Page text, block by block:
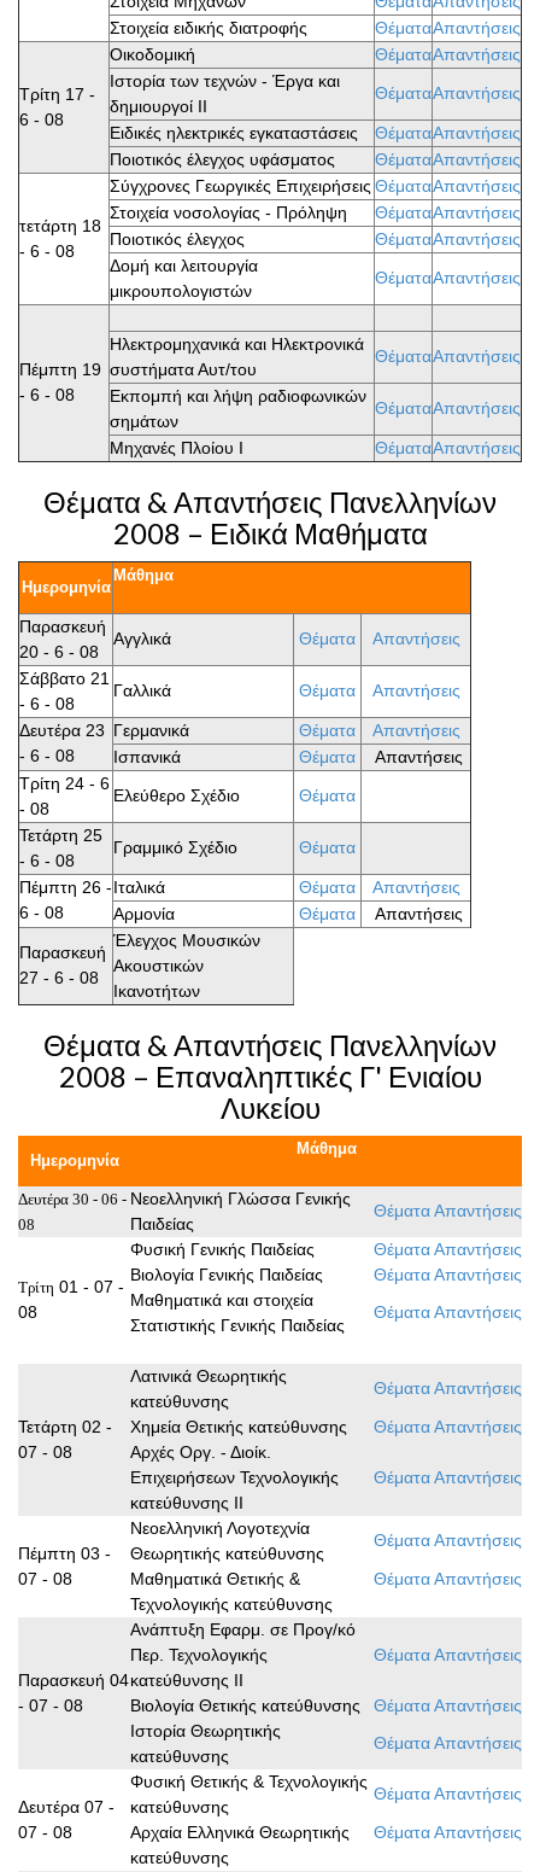
Στοιχεία ειδικής διατροφής
ΘέματαΑπαντήσεις
Τρίτη 17 -
6 - 08
Οικοδομική ΘέματαΑπαντήσεις
Ιστορία των τεχνών - Έργα και
δημιουργοί ΙΙ
ΘέματαΑπαντήσεις
Ειδικές ηλεκτρικές εγκαταστάσεις ΘέματαΑπαντήσεις
Ποιοτικός έλεγχος υφάσματος
ΘέματαΑπαντήσεις
τετάρτη 18
- 6 - 08
Σύγχρονες Γεωργικές Επιχειρήσεις ΘέματαΑπαντήσεις
Στοιχεία νοσολογίας - Πρόληψη
ΘέματαΑπαντήσεις
Ποιοτικός έλεγχος
ΘέματαΑπαντήσεις
Δομή και λειτουργία
μικρουπολογιστών
ΘέματαΑπαντήσεις
Πέμπτη 19
- 6 - 08
Ηλεκτρομηχανικά και Ηλεκτρονικά
συστήματα Αυτ/του
ΘέματαΑπαντήσεις
Εκπομπή και λήψη ραδιοφωνικών
σημάτων
ΘέματαΑπαντήσεις
Μηχανές Πλοίου Ι ΘέματαΑπαντήσεις
Θέματα & Απαντήσεις Πανελληνίων
2008 – Ειδικά Μαθήματα
Ημερομηνία
Μάθημα
Παρασκευή
20 - 6 - 08
Αγγλικά Θέματα Απαντήσεις
Σάββατο 21
- 6 - 08
Γαλλικά Θέματα Απαντήσεις
Δευτέρα 23
- 6 - 08
Γερμανικά Θέματα
Απαντήσεις
Ισπανικά
Θέματα
Απαντήσεις
Τρίτη 24 - 6
- 08
Ελεύθερο Σχέδιο Θέματα
Τετάρτη 25
- 6 - 08
Γραμμικό Σχέδιο Θέματα
Πέμπτη 26 -
6 - 08
Ιταλικά Θέματα
Απαντήσεις
Αρμονία
Θέματα
Απαντήσεις
Παρασκευή
27 - 6 - 08
Έλεγχος Μουσικών
Ακουστικών
Ικανοτήτων
Θέματα & Απαντήσεις Πανελληνίων
2008 – Επαναληπτικές Γ' Ενιαίου
Λυκείου
Ημερομηνία
Μάθημα
Δευτέρα 30 - 06 -
08
Νεοελληνική Γλώσσα Γενικής
Παιδείας
Θέματα Απαντήσεις
Τρίτη 01 - 07 -
08
Φυσική Γενικής Παιδείας Θέματα Απαντήσεις
Βιολογία Γενικής Παιδείας
Θέματα Απαντήσεις
Μαθηματικά και στοιχεία
Στατιστικής Γενικής Παιδείας
Θέματα Απαντήσεις
Τετάρτη 02 -
07 - 08
Λατινικά Θεωρητικής
κατεύθυνσης
Θέματα Απαντήσεις
Χημεία Θετικής κατεύθυνσης
Θέματα Απαντήσεις
Αρχές Οργ. - Διοίκ.
Επιχειρήσεων Τεχνολογικής
κατεύθυνσης ΙΙ
Θέματα Απαντήσεις
Πέμπτη 03 -
07 - 08
Νεοελληνική Λογοτεχνία
Θεωρητικής κατεύθυνσης
Θέματα Απαντήσεις
Μαθηματικά Θετικής &
Τεχνολογικής κατεύθυνσης
Θέματα Απαντήσεις
Παρασκευή 04
- 07 - 08
Ανάπτυξη Εφαρμ. σε Προγ/κό
Περ. Τεχνολογικής
κατεύθυνσης ΙΙ
Θέματα Απαντήσεις
Βιολογία Θετικής κατεύθυνσης Θέματα Απαντήσεις
Ιστορία Θεωρητικής
κατεύθυνσης
Θέματα Απαντήσεις
Δευτέρα 07 -
07 - 08
Φυσική Θετικής & Τεχνολογικής
κατεύθυνσης
Θέματα Απαντήσεις
Αρχαία Ελληνικά Θεωρητικής
κατεύθυνσης
Θέματα Απαντήσεις